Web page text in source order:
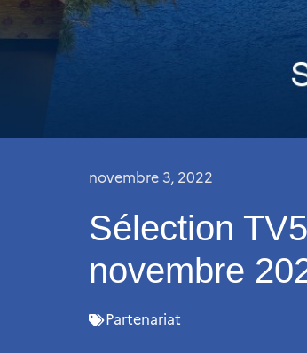
novembre 3, 2022
Sélection
novembre
Partenariat